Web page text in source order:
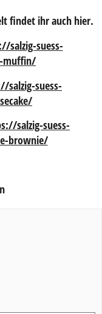
findet ihr auch hier.
salzig-suess-
muffin/
salzig-suess-
salzig-suess-
brownie/